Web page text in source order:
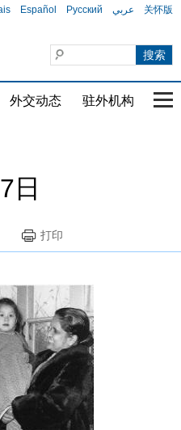
Español Русский عربي 关怀版
外交动态 驻外机构 国
日
打印